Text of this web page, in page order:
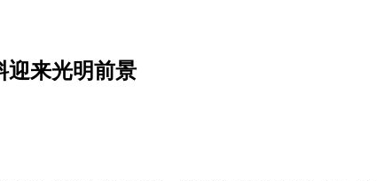
迎来光明前景